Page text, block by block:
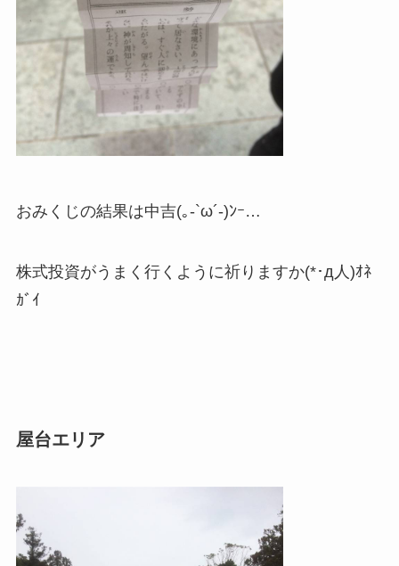
おみくじの結果は中吉(｡-`ω´-)ﾝｰ…
株式投資がうまく行くように祈りますか(*･д人)ｵﾈ
ｶﾞｲ
屋台エリア